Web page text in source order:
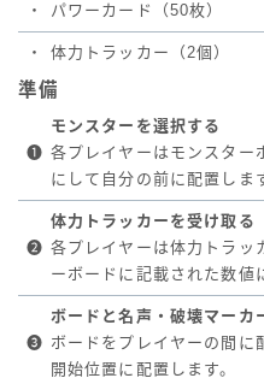
・ パワーカード（50枚）
・ 体力トラッカー（2個）
準備
❶
モンスターを選択する
各プレイヤーはモンスター
にして自分の前に配置しま
❷
体力トラッカーを受け取る
各プレイヤーは体力トラッ
ーボードに記載された数値
❸
ボードと名声・破壊マーカ
ボードをプレイヤーの間に
開始位置に配置します。